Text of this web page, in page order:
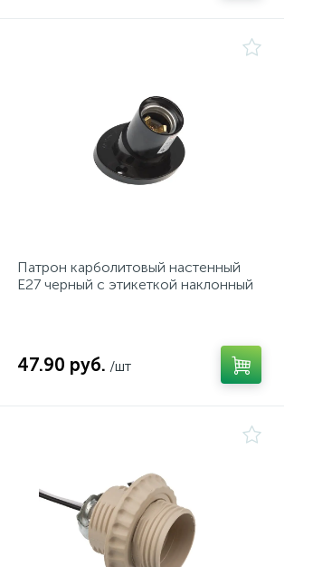
Патрон карболитовый настенный
Е27 черный c этикеткой наклонный
47.90 руб. /шт